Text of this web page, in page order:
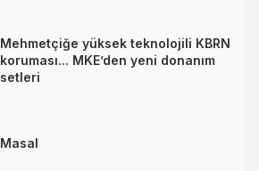
Mehmetçiğe yüksek teknolojili KBRN
koruması... MKE’den yeni donanım
setleri
Masal